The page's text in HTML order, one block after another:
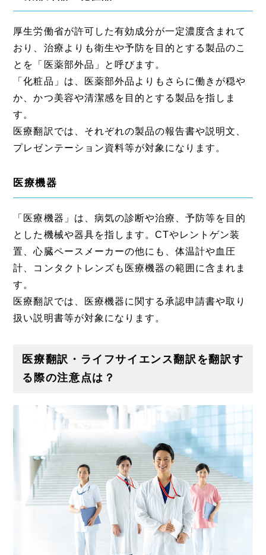
厚生労働省が許可した有効成分が一定濃度含まれて
おり、治療よりも衛生や予防を目的とする製品のこ
とを「医薬部外品」と呼びます。
「化粧品」は、医薬部外品よりもさらに働きが穏や
か、かつ美容や清潔感を目的とする製品を指しま
す。
医療翻訳では、それぞれの製品の報告書や説明文、
プレゼンテーション資料等が対象になります。
医療機器
「医療機器」は、病気の診断や治療、予防等を目的
とした機械や器具を指します。CTやレントゲン装
置、心臓ペースメーカーの他にも、体温計や血圧
計、コンタクトレンズも医療機器の範囲に含まれま
す。
医療翻訳では、医療機器に関する承認申請書や取り
扱い説明書等が対象になります。
医療翻訳・ライフサイエンス翻訳を翻訳す
る際の注意点は？